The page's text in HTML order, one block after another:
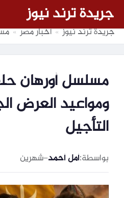
جريدة ترند نيوز
جريدة ترند نيوز » أخبار مصر » مسلسل
ومواعيد العرض
التأجيل
بواسطة:أمل أحمد–شهرين